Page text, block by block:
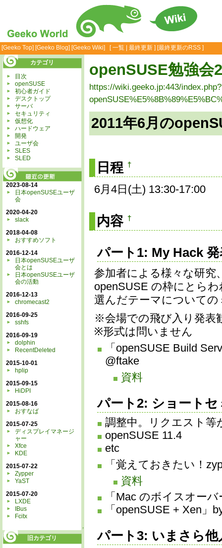
[Geeko Top] [Geeko Blog] [Geeko Wiki] [一覧 最終更新 ] [最終更新のRSS ]
openSUSE勉強会
https://wiki.geeko.jp:443/index.php?
2011年6月の
日程 †
6月4日(土) 13:30-17:00
内容 †
パート1: My Hack
参加者による様々な研究
openSUSE の枠にとら
選んだテーマについて
※会場での飛び入り発表
※形式は問いません
「openSUSE Build
@ftake
資料
パート2: ショート
調整中。リクエスト等
openSUSE 11.4
etc
「覚えておきたい！
資料
「Mac のボイスオー
「openSUSE + Xen」
パート3: いまさら
カテゴリ
目次
openSUSE
初心者ガイド
デスクトップ
サーバ
セキュリティ
仮想化
ハードウェア
開発
ユーザ会
SLES
SLED
2023-08-14
日本openSUSEユーザ
会
2020-04-20
slack
2018-04-08
おすすめソフト
2016-12-14
日本openSUSEユーザ
会とは
日本openSUSEユーザ
会の活動
2016-12-13
chromecast2
2016-09-25
sshfs
2016-09-19
dolphin
RecentDeleted
2015-10-01
hplip
2015-09-15
HiDPI
2015-08-16
おすなば
2015-07-25
ディスプレイマネージ
ャー
Xfce
KDE
2015-07-22
Zypper
YaST
2015-07-20
LXDE
IBus
Fcitx
↑
旧カテゴリ